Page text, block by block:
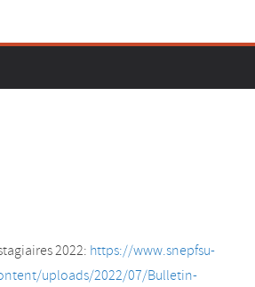
2022: https://www.snepfsu-
uploads/2022/07/Bulletin-